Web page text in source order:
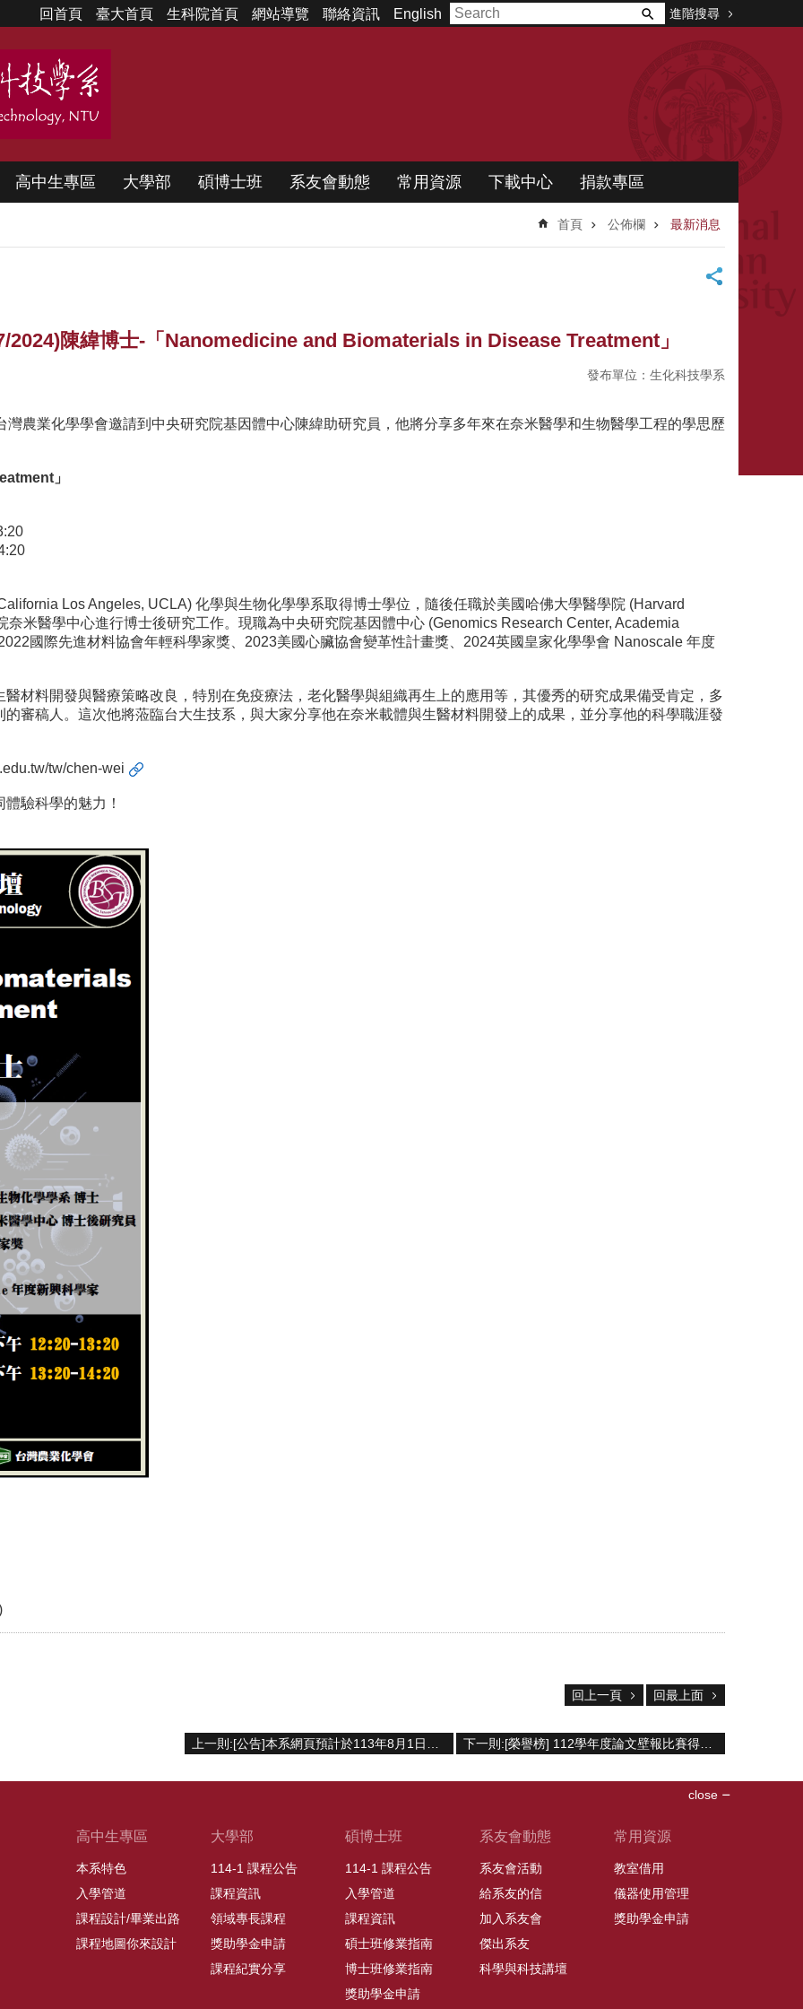
回首頁 臺大首頁 生科院首頁 網站導覽 聯絡資訊 English 進階搜尋
高中生專區 大學部 碩博士班 系友會動態 常用資源 下載中心 捐款專區
首頁 公佈欄 最新消息
2024)陳緯博士-「Nanomedicine and Biomaterials in Disease Treatment」
發布單位：生化科技學系
農業化學學會邀請到中央研究院基因體中心陳緯助研究員，他將分享多年來在奈米醫學和生物醫學工程的學思歷
」
Los Angeles, UCLA) 化學與生物化學學系取得博士學位，隨後任職於美國哈佛大學醫學院 (Harvard
米醫學中心進行博士後研究工作。現職為中央研究院基因體中心 (Genomics Research Center, Academia
國際先進材料協會年輕科學家獎、2023美國心臟協會變革性計畫獎、2024英國皇家化學學會 Nanoscale 年度
材料開發與醫療策略改良，特別在免疫療法，老化醫學與組織再生上的應用等，其優秀的研究成果備受肯定，多
審稿人。這次他將蒞臨台大生技系，與大家分享他在奈米載體與生醫材料開發上的成果，並分享他的科學職涯發
tw/chen-wei
驗科學的魅力！
回上一頁 回最上面
上一則:[公告]本系網頁預計於113年8月1日起辦理網址變更 下一則:[榮譽榜] 112學年度論文壁報比賽得奬名單
close
高中生專區
本系特色
入學管道
課程設計/畢業出路
課程地圖你來設計
大學部
114-1 課程公告
課程資訊
領域專長課程
獎助學金申請
課程紀實分享
碩博士班
114-1 課程公告
入學管道
課程資訊
碩士班修業指南
博士班修業指南
獎助學金申請
系友會動態
系友會活動
給系友的信
加入系友會
傑出系友
科學與科技講壇
常用資源
教室借用
儀器使用管理
獎助學金申請